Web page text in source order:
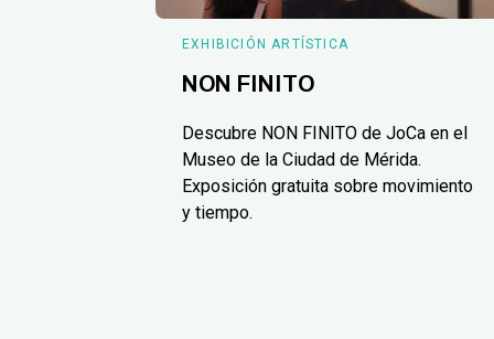
EXHIBICIÓN ARTÍSTICA
NON FINITO
Descubre NON FINITO de JoCa en el
Museo de la Ciudad de Mérida.
Exposición gratuita sobre movimiento
y tiempo.